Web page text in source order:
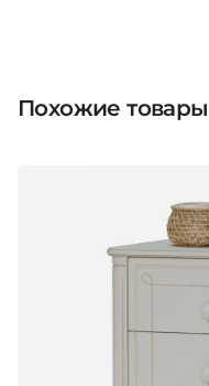
Похожие товары